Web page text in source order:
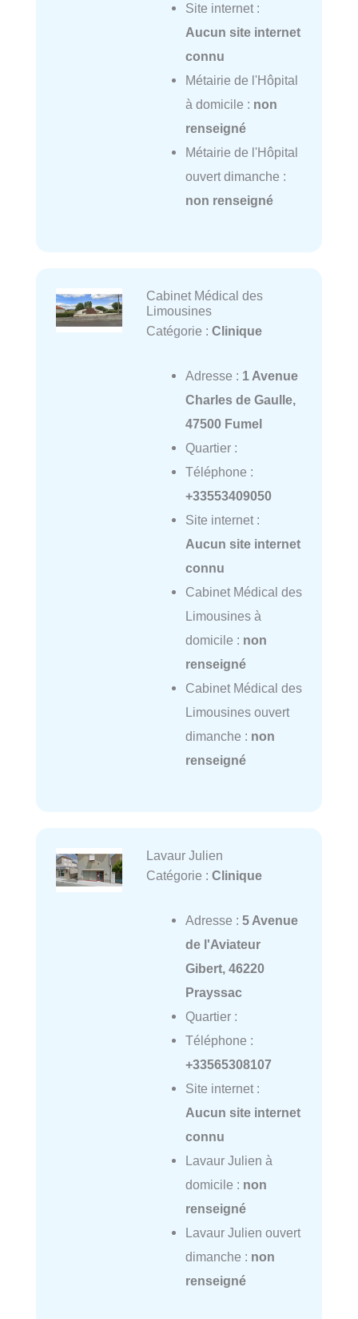
Site internet :
Aucun site internet
connu
Métairie de l'Hôpital
à domicile : non
renseigné
Métairie de l'Hôpital
ouvert dimanche :
non renseigné
Cabinet Médical des
Limousines
Catégorie : Clinique
Adresse : 1 Avenue
Charles de Gaulle,
47500 Fumel
Quartier :
Téléphone :
+33553409050
Site internet :
Aucun site internet
connu
Cabinet Médical des
Limousines à
domicile : non
renseigné
Cabinet Médical des
Limousines ouvert
dimanche : non
renseigné
Lavaur Julien
Catégorie : Clinique
Adresse : 5 Avenue
de l'Aviateur
Gibert, 46220
Prayssac
Quartier :
Téléphone :
+33565308107
Site internet :
Aucun site internet
connu
Lavaur Julien à
domicile : non
renseigné
Lavaur Julien ouvert
dimanche : non
renseigné